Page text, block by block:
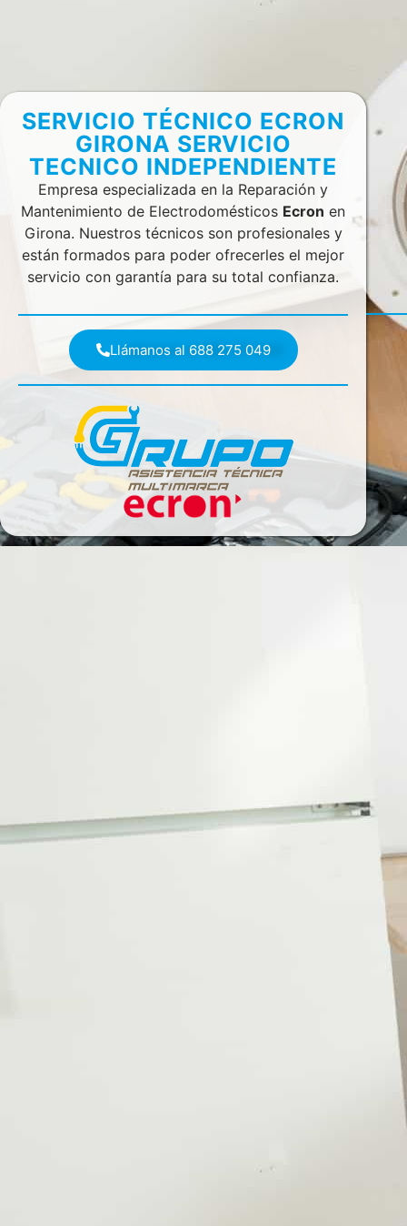
SERVICIO TÉCNICO ECRON
GIRONA SERVICIO
TECNICO INDEPENDIENTE
Empresa especializada en la Reparación y
Mantenimiento de Electrodomésticos Ecron en
Girona. Nuestros técnicos son profesionales y
están formados para poder ofrecerles el mejor
servicio con garantía para su total confianza.
Llámanos al 688 275 049